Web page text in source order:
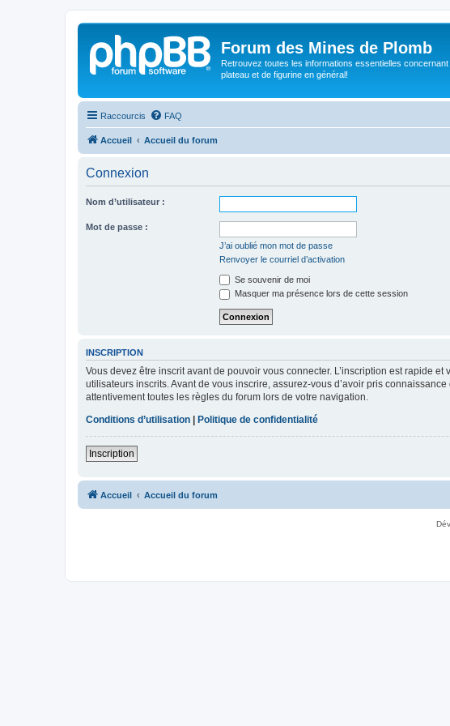
Forum des Mines de Plomb
Retrouvez toutes les informations essentielles
plateau et de figurine en général!
Raccourcis FAQ
Accueil Accueil du forum
Connexion
Nom d’utilisateur :
Mot de passe :
J’ai oublié mon mot de passe
Renvoyer le courriel d’activation
Se souvenir de moi
Masquer ma présence lors de cette session
INSCRIPTION
Vous devez être inscrit avant de pouvoir vous connecter. L’inscription est rapide
utilisateurs inscrits. Avant de vous inscrire, assurez-vous d’avoir pris
attentivement toutes les règles du forum lors de votre navigation.
Conditions d’utilisation
Politique de confidentialité
Inscription
Accueil Accueil du forum